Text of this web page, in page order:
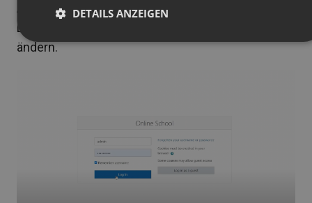
API von ClickMeeting kann jeder Administrator das
Design und die Funktionalität der Integration
ändern.
DETAILS ANZEIGEN